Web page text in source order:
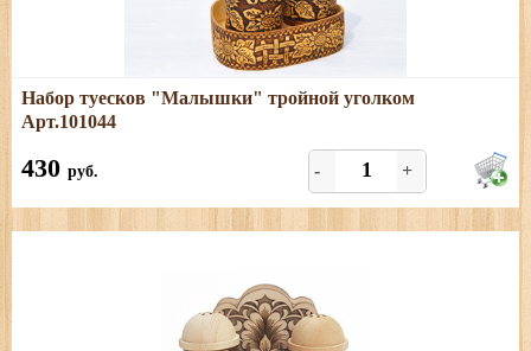
Подробнее
Размеры: высота туеска (с хватком) - 8 см; диаметр - 5
Набор туесков "Малышки" тройной уголком
Арт.101044
430 руб. - +